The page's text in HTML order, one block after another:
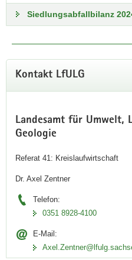
Siedlungsabfallbilanz
Kontakt LfULG
Landesamt für Umwelt,
Geologie
Referat 41: Kreislaufwirtschaft
Dr. Axel Zentner
Telefon:
0351 8928-4100
E-Mail: